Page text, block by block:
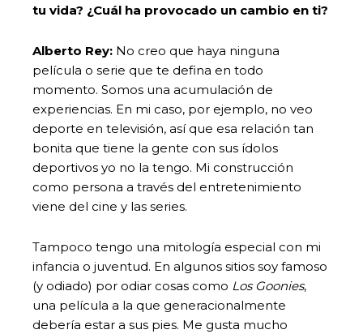
tu vida? ¿Cuál ha provocado un cambio en ti?
Alberto Rey: No creo que haya ninguna
película o serie que te defina en todo
momento. Somos una acumulación de
experiencias. En mi caso, por ejemplo, no veo
deporte en televisión, así que esa relación tan
bonita que tiene la gente con sus ídolos
deportivos yo no la tengo. Mi construcción
como persona a través del entretenimiento
viene del cine y las series.
Tampoco tengo una mitología especial con mi
infancia o juventud. En algunos sitios soy famoso
(y odiado) por odiar cosas como Los Goonies,
una película a la que generacionalmente
debería estar a sus pies. Me gusta mucho